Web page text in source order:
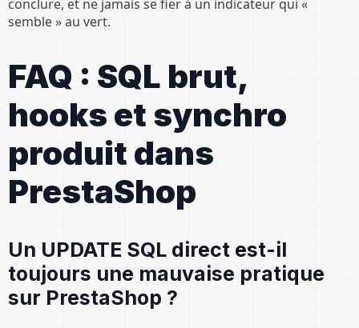
conclure, et ne jamais se fier à un indicateur qui «
semble » au vert.
FAQ : SQL brut,
hooks et synchro
produit dans
PrestaShop
Un UPDATE SQL direct est-il
toujours une mauvaise pratique
sur PrestaShop ?